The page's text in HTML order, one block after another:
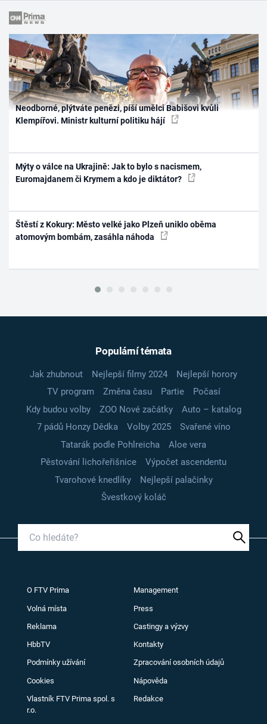
Neodborné, plýtváte penězi, píší umělci Babišovi kvůli
Klempířovi. Ministr kulturní politiku hájí
Mýty o válce na Ukrajině: Jak to bylo s nacismem,
Euromajdanem či Krymem a kdo je diktátor?
Štěstí z Kokury: Město velké jako Plzeň uniklo oběma
atomovým bombám, zasáhla náhoda
Populární témata
Jak zhubnout Nejlepší filmy 2024
Nejlepší horory
TV program
Změna času Partie
Počasí
Kdy budou volby
ZOO Nové začátky
Auto – katalog
7 pádů Honzy Dědka
Volby 2025
Svařené víno
Tatarák podle Pohlreicha
Aloe vera
Pěstování lichořeřišnice
Výpočet ascendentu
Tvarohové knedlíky
Nejlepší palačinky
Švestkový koláč
O FTV Prima Management
Volná místa Press
Reklama Castingy a výzvy
HbbTV Kontakty
Podmínky užívání Zpracování osobních údajů
Cookies Nápověda
Vlastník FTV Prima spol. s
r.o.
Redakce